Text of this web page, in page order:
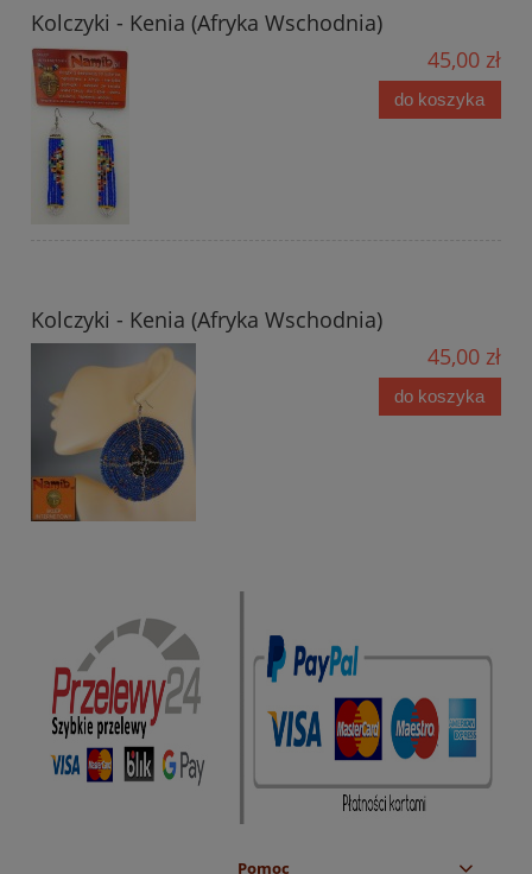
Kolczyki - Kenia (Afryka Wschodnia)
45,00 zł
do koszyka
Kolczyki - Kenia (Afryka Wschodnia)
45,00 zł
do koszyka
Pomoc